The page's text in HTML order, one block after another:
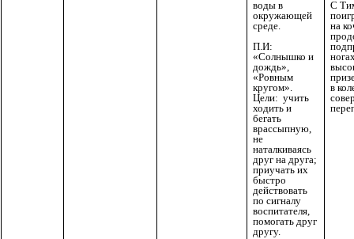
воды в
окружающей
среде.
П.И:
«Солнышко и
дождь»,
«Ровным
кругом».
Цели: учить
ходить и
бегать
врассыпную,
не
наталкиваясь
друг на друга;
приучать их
быстро
действовать
по сигналу
воспитателя,
помогать друг
другу.
С
на
в